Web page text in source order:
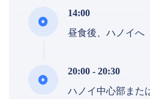
14:00
昼食後、ハノイへ
20:00 - 20:30
ハノイ中心部また